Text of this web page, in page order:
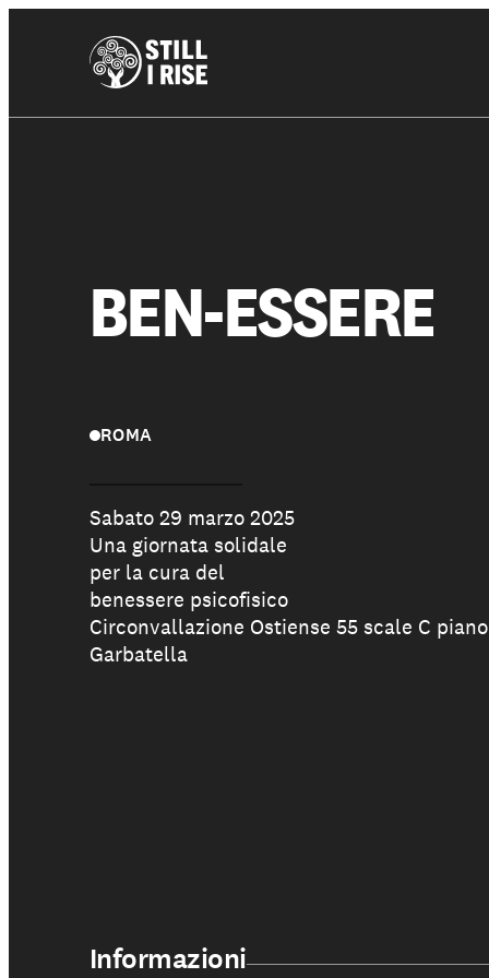
Chi siamo
BEN-ESSERE
ROMA
Sabato 29 marzo 2025
Una giornata solidale
per la cura del
benessere psicofisico
Circonvallazione Ostiense 55 scale C piano
Garbatella
Informazioni